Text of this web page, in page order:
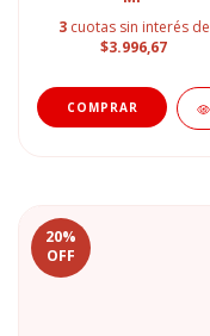
3 cuotas sin interés de
$3.996,67
20%
OFF